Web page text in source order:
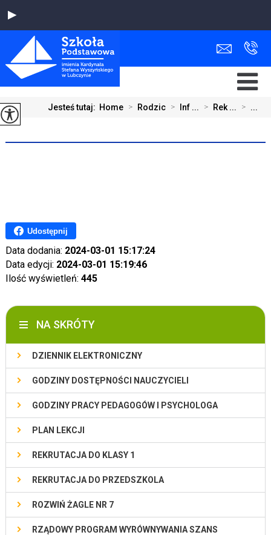
Jesteś tutaj: Home > Rodzic > Inf ... > Rek ... > ...
Udostępnij
Data dodania: 2024-03-01 15:17:24
Data edycji: 2024-03-01 15:19:46
Ilość wyświetleń: 445
NA SKRÓTY
DZIENNIK ELEKTRONICZNY
GODZINY DOSTĘPNOŚCI NAUCZYCIELI
GODZINY PRACY PEDAGOGÓW I PSYCHOLOGA
PLAN LEKCJI
REKRUTACJA DO KLASY 1
REKRUTACJA DO PRZEDSZKOLA
ROZWIŃ ŻAGLE NR 7
RZĄDOWY PROGRAM WYRÓWNYWANIA SZANS